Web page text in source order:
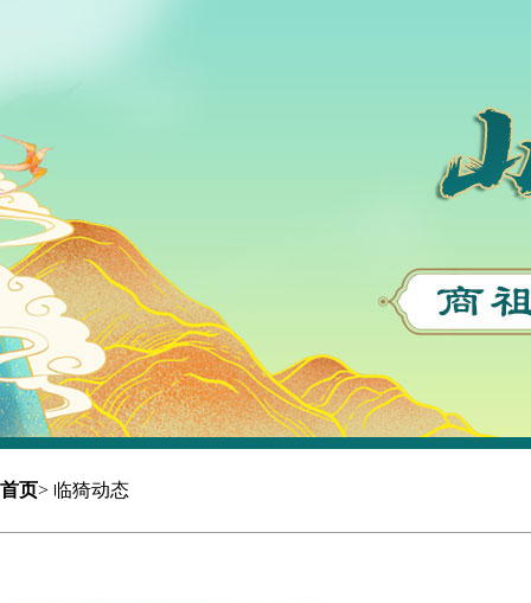
首页> 临猗动态